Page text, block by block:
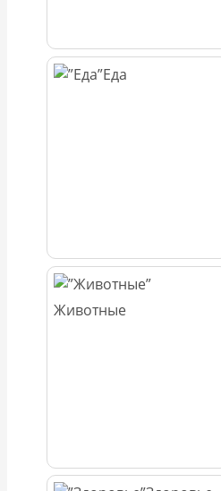
Еда
Животные